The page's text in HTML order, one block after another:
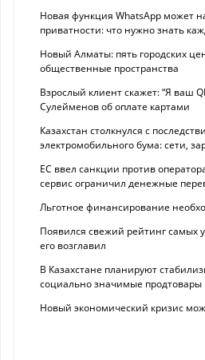
Новая функция WhatsApp может
приватности: что нужно знать
Новый Алматы: пять городских
общественные пространства
Взрослый клиент скажет: “Я ваш
Сулейменов об оплате картами
Казахстан столкнулся с
электромобильного бума: сети,
ЕС ввел санкции против
сервис ограничил денежные
Льготное финансирование
Появился свежий рейтинг самых
его возглавил
В Казахстане планируют
социально значимые продтовары
Новый экономический кризис